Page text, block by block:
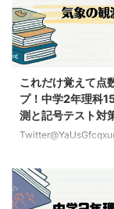
テストでも必ずと言っ
出題されるて湿度の
と温度の関係を理解
策していこう ここで
ればOKだよ 気温の変
の水の変化 水蒸気 水
のちがい！ 水蒸気→目
い、水が気体になっ
滴の集ま ...
これだけ覚えて点
プ！中学2年理科
測と記号テスト対
事はこちらこれだけ
ップ！中学2年理科
の反応テスト対策問